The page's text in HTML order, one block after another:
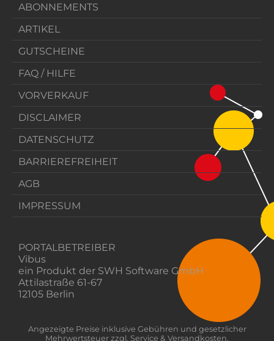
ABONNEMENTS
ARTIKEL
GUTSCHEINE
FAQ / HILFE
VORVERKAUF
DISCLAIMER
DATENSCHUTZ
BARRIEREFREIHEIT
AGB
IMPRESSUM
PORTALBETREIBER
Vibus
ein Produkt der SWH Software GmbH
Attilastraße 61-67
12105 Berlin
Angezeigte Preise inklusive Gebühren und gesetzlicher
Mehrwertsteuer zzgl. Service & Versandkosten.